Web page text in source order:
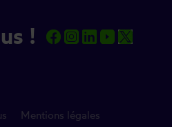
!
Mentions légales